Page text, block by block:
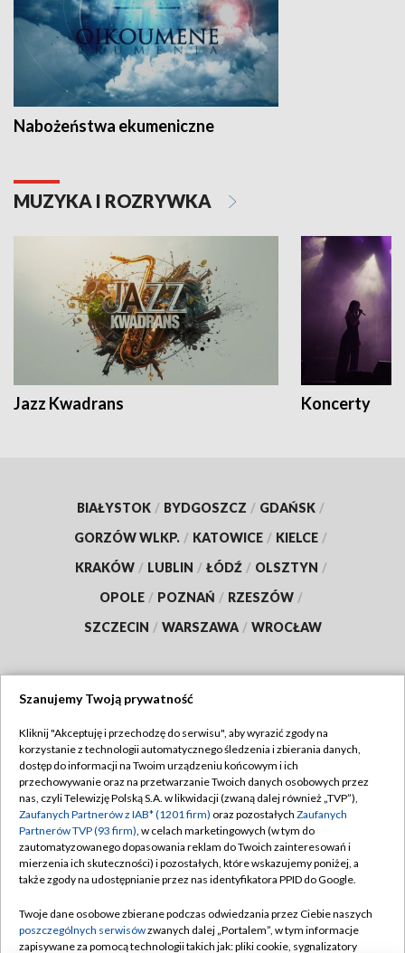
Nabożeństwa ekumeniczne
MUZYKA I ROZRYWKA
Jazz Kwadrans Koncerty
BIAŁYSTOK / BYDGOSZCZ / GDAŃSK /
GORZÓW WLKP. / KATOWICE / KIELCE /
KRAKÓW / LUBLIN / ŁÓDŹ / OLSZTYN /
OPOLE / POZNAŃ / RZESZÓW /
SZCZECIN / WARSZAWA / WROCŁAW
TVP
Abonament TVP
Emisja w TVP
Centrum informacji TVP
Naziemna Telewizja Cyfrowa
Rada Programowa
Regulamin TVP
Polityka prywatności
Moje zgody
Pomoc
Kontakt
Szanujemy Twoją prywatność
Kliknij "Akceptuję i przechodzę do serwisu", aby wyrazić zgody na
korzystanie z technologii automatycznego śledzenia i zbierania danych,
dostęp do informacji na Twoim urządzeniu końcowym i ich
przechowywanie oraz na przetwarzanie Twoich danych osobowych przez
nas, czyli Telewizję Polską S.A. w likwidacji (zwaną dalej również „TVP”),
Zaufanych Partnerów z IAB* (1201 firm) oraz pozostałych Zaufanych
Partnerów TVP (93 firm), w celach marketingowych (w tym do
zautomatyzowanego dopasowania reklam do Twoich zainteresowań i
mierzenia ich skuteczności) i pozostałych, które wskazujemy poniżej, a
także zgody na udostępnianie przez nas identyfikatora PPID do Google.
Twoje dane osobowe zbierane podczas odwiedzania przez Ciebie naszych
poszczególnych serwisówzwanych dalej „Portalem”, w tym informacje
zapisywane za pomocą technologii takich jak: pliki cookie, sygnalizatory